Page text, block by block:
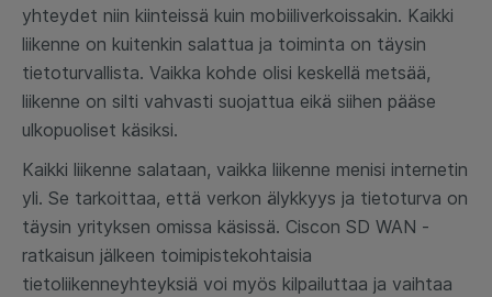
yhteydet niin kiinteissä kuin mobiiliverkoissakin. Kaikki
liikenne on kuitenkin salattua ja toiminta on täysin
tietoturvallista. Vaikka kohde olisi keskellä metsää,
liikenne on silti vahvasti suojattua eikä siihen pääse
ulkopuoliset käsiksi.
Kaikki liikenne salataan, vaikka liikenne menisi internetin
yli. Se tarkoittaa, että verkon älykkyys ja tietoturva on
täysin yrityksen omissa käsissä. Ciscon SD WAN -
ratkaisun jälkeen toimipistekohtaisia
tietoliikenneyhteyksiä voi myös kilpailuttaa ja vaihtaa